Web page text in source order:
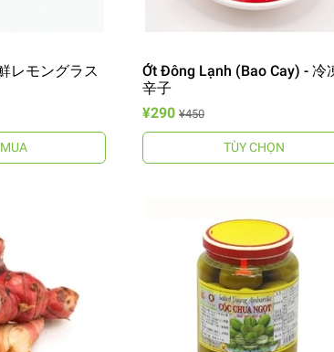
レモングラス
Ớt Đông Lạnh (Bao Cay) - 冷
辛子
¥290 ¥450
TÙY CHỌN